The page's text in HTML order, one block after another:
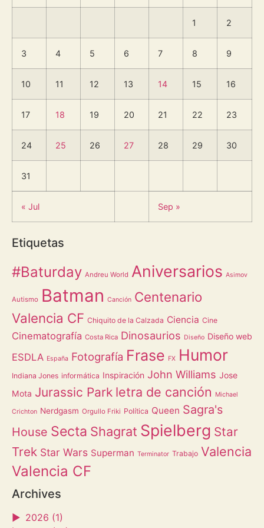
1 2
3 4 5 6 7 8 9
10 11 12 13 14 15 16
17 18 19 20 21 22 23
24 25 26 27 28 29 30
31
« Jul Sep »
Etiquetas
#Baturday Andreu World Aniversarios Asimov
Autismo Batman Canción Centenario
Valencia CF Chiquito de la Calzada Ciencia Cine
Cinematografía Costa Rica Dinosaurios Diseño Diseño web
ESDLA España Fotografía Frase FX Humor
Indiana Jones informática Inspiración John Williams Jose
Mota Jurassic Park letra de canción Michael
Crichton Nerdgasm Orgullo Friki Política Queen Sagra's
House Secta Shagrat Spielberg Star
Trek Star Wars Superman Terminator Trabajo Valencia
Valencia CF
Archives
► 2026 (1)